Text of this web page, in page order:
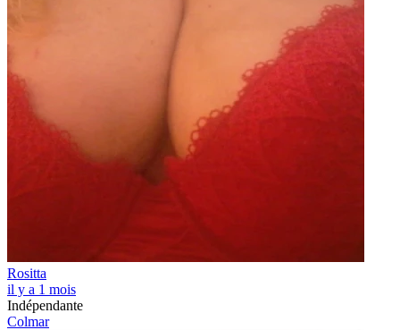
Rositta
il y a 1 mois
Indépendante
Colmar